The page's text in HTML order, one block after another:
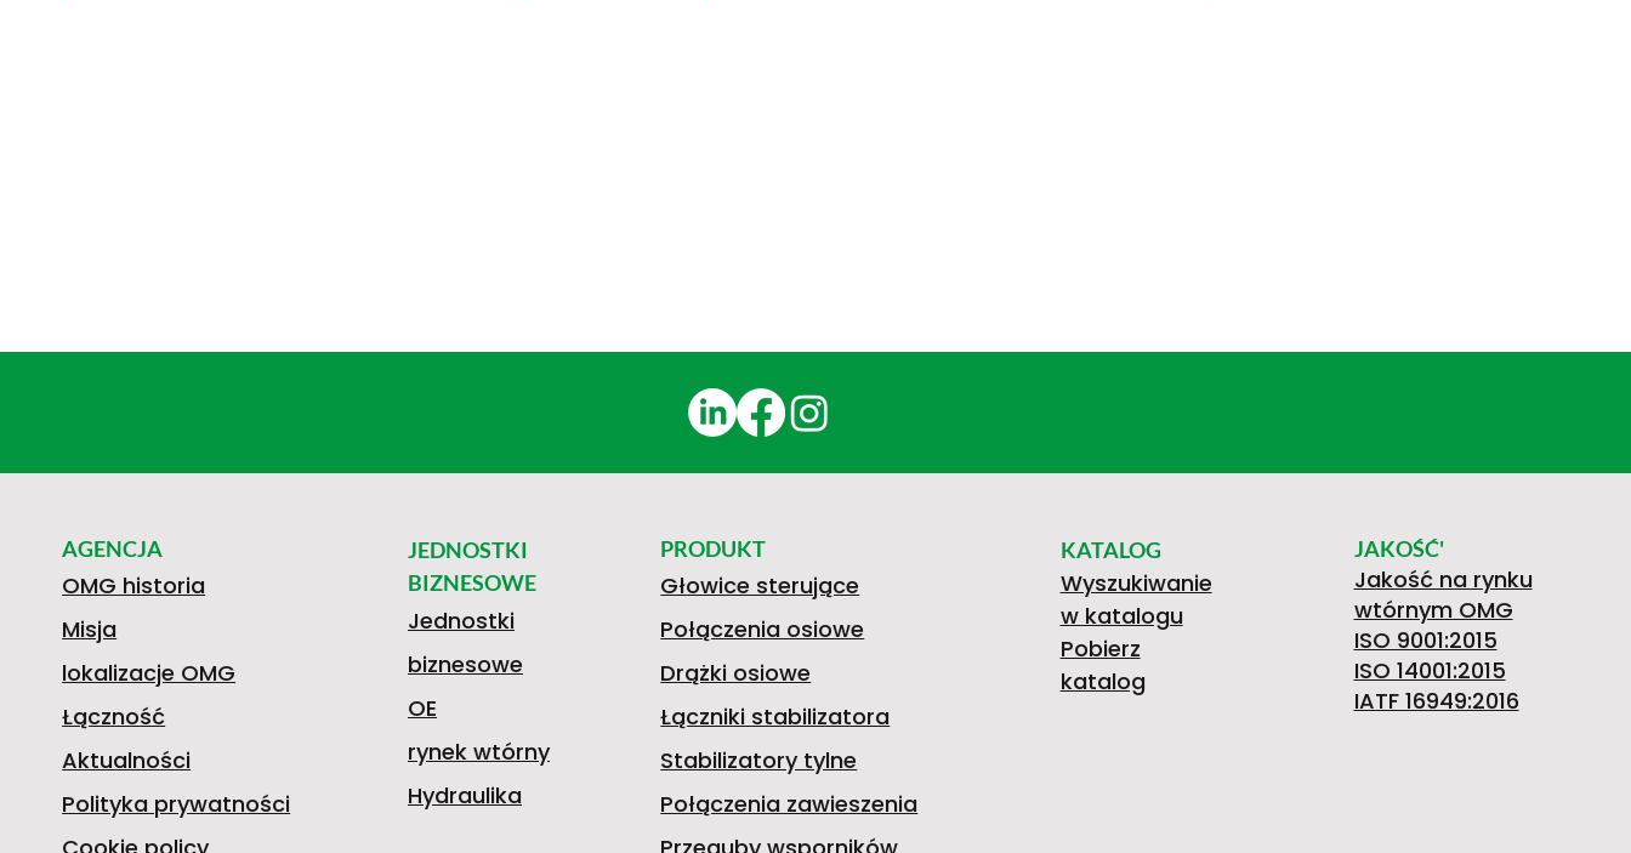
JEDNOSTKI
BIZNESOWE
Jednostki
biznesowe
OE
rynek wtórny
Hydraulika
PRODUKT
Głowice sterujące
Połączenia osiowe
Drążki osiowe
Łączniki stabilizatora
Stabilizatory tylne
Połączenia zawieszenia
KATALOG
Wyszukiwanie
w katalogu
Pobierz
katalog
JAKOŚĆ'
Jakość na rynku
wtórnym OMG
ISO 9001:2015
ISO 14001:2015
IATF 16949:2016
AGENCJA
OMG historia
Misja
lokalizacje OMG
Łączność
Aktualności
Polityka prywatności